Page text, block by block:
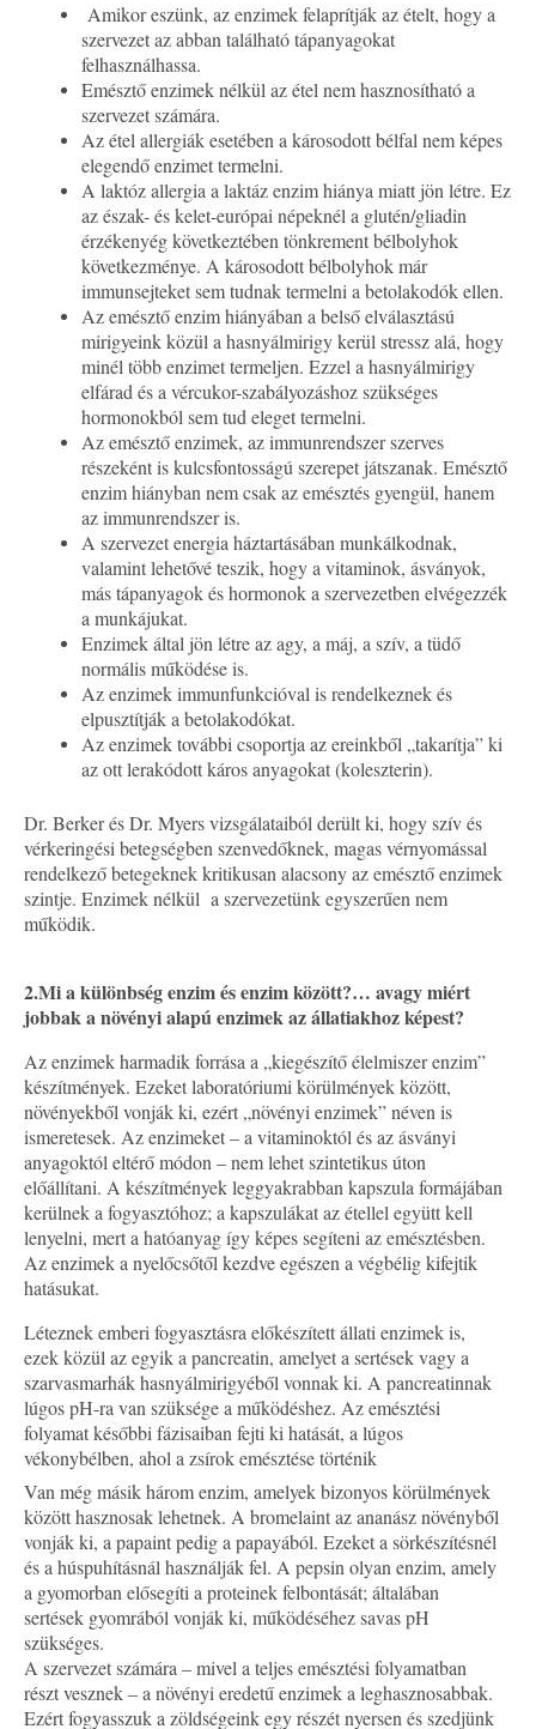
Amikor eszünk, az enzimek felaprítják az ételt, hogy a
szervezet az abban található tápanyagokat
felhasználhassa.
Emésztő enzimek nélkül az étel nem hasznosítható a
szervezet számára.
Az étel allergiák esetében a károsodott bélfal nem képes
elegendő enzimet termelni.
A laktóz allergia a laktáz enzim hiánya miatt jön létre. Ez
az észak- és kelet-európai népeknél a glutén/gliadin
érzékenyég következtében tönkrement bélbolyhok
következménye. A károsodott bélbolyhok már
immunsejteket sem tudnak termelni a betolakodók ellen.
Az emésztő enzim hiányában a belső elválasztású
mirigyeink közül a hasnyálmirigy kerül stressz alá, hogy
minél több enzimet termeljen. Ezzel a hasnyálmirigy
elfárad és a vércukor-szabályozáshoz szükséges
hormonokból sem tud eleget termelni.
Az emésztő enzimek, az immunrendszer szerves
részeként is kulcsfontosságú szerepet játszanak. Emésztő
enzim hiányban nem csak az emésztés gyengül, hanem
az immunrendszer is.
A szervezet energia háztartásában munkálkodnak,
valamint lehetővé teszik, hogy a vitaminok, ásványok,
más tápanyagok és hormonok a szervezetben elvégezzék
a munkájukat.
Enzimek által jön létre az agy, a máj, a szív, a tüdő
normális működése is.
Az enzimek immunfunkcióval is rendelkeznek és
elpusztítják a betolakodókat.
Az enzimek további csoportja az ereinkből „takarítja” ki
az ott lerakódott káros anyagokat (koleszterin).
Dr. Berker és Dr. Myers vizsgálataiból derült ki, hogy szív és
vérkeringési betegségben szenvedőknek, magas vérnyomással
rendelkező betegeknek kritikusan alacsony az emésztő enzimek
szintje. Enzimek nélkül a szervezetünk egyszerűen nem
működik.
2.Mi a különbség enzim és enzim között?… avagy miért
jobbak a növényi alapú enzimek az állatiakhoz képest?
Az enzimek harmadik forrása a „kiegészítő élelmiszer enzim”
készítmények. Ezeket laboratóriumi körülmények között,
növényekből vonják ki, ezért „növényi enzimek” néven is
ismeretesek. Az enzimeket – a vitaminoktól és az ásványi
anyagoktól eltérő módon – nem lehet szintetikus úton
előállítani. A készítmények leggyakrabban kapszula formájában
kerülnek a fogyasztóhoz; a kapszulákat az étellel együtt kell
lenyelni, mert a hatóanyag így képes segíteni az emésztésben.
Az enzimek a nyelőcsőtől kezdve egészen a végbélig kifejtik
hatásukat.
Léteznek emberi fogyasztásra előkészített állati enzimek is,
ezek közül az egyik a pancreatin, amelyet a sertések vagy a
szarvasmarhák hasnyálmirigyéből vonnak ki. A pancreatinnak
lúgos pH-ra van szüksége a működéshez. Az emésztési
folyamat későbbi fázisaiban fejti ki hatását, a lúgos
vékonybélben, ahol a zsírok emésztése történik
Van még másik három enzim, amelyek bizonyos körülmények
között hasznosak lehetnek. A bromelaint az ananász növényből
vonják ki, a papaint pedig a papayából. Ezeket a sörkészítésnél
és a húspuhításnál használják fel. A pepsin olyan enzim, amely
a gyomorban elősegíti a proteinek felbontását; általában
sertések gyomrából vonják ki, működéséhez savas pH
szükséges.
A szervezet számára – mivel a teljes emésztési folyamatban
részt vesznek – a növényi eredetű enzimek a leghasznosabbak.
Ezért fogyasszuk a zöldségeink egy részét nyersen és szedjünk